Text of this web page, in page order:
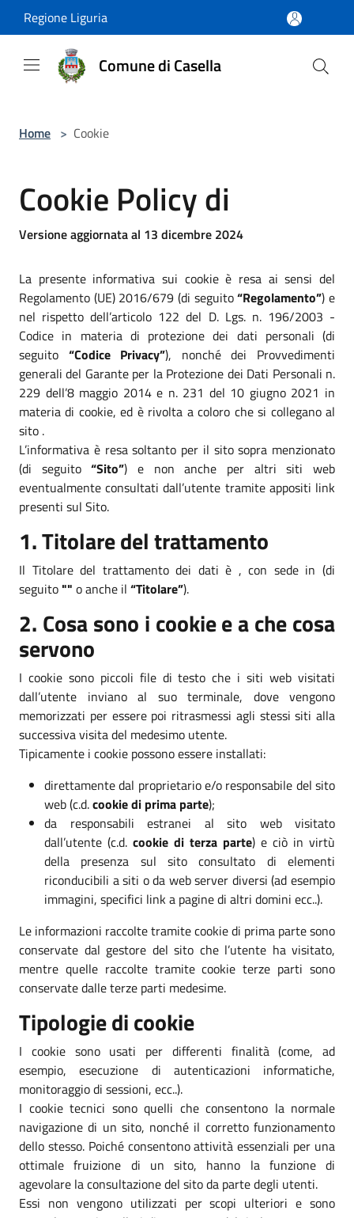
Salta al contenuto principale
Regione Liguria
Comune di Casella
Home > Cookie
Cookie Policy di
Versione aggiornata al 13 dicembre 2024
La presente informativa sui cookie è resa ai sensi del
Regolamento (UE) 2016/679 (di seguito“Regolamento”) e
nel rispetto dell’articolo 122 del D. Lgs. n. 196/2003 -
Codice in materia di protezione dei dati personali (di
seguito “Codice Privacy”), nonché dei Provvedimenti
generali del Garante per la Protezione dei Dati Personali n.
229 dell’8 maggio 2014 e n. 231 del 10 giugno 2021 in
materia di cookie, ed è rivolta a coloro che si collegano al
sito .
L’informativa è resa soltanto per il sito sopra menzionato
(di seguito“Sito”) e non anche per altri siti web
eventualmente consultati dall’utente tramite appositi link
presenti sul Sito.
1. Titolare del trattamento
Il Titolare del trattamento dei dati è , con sede in (di
seguito"" o anche il “Titolare”).
2. Cosa sono i cookie e a che cosa
servono
I cookie sono piccoli file di testo che i siti web visitati
dall’utente inviano al suo terminale, dove vengono
memorizzati per essere poi ritrasmessi agli stessi siti alla
successiva visita del medesimo utente.
Tipicamente i cookie possono essere installati:
direttamente dal proprietario e/o responsabile del sito
web (c.d.cookie di prima parte);
da responsabili estranei al sito web visitato
dall’utente (c.d. cookie di terza parte) e ciò in virtù
della presenza sul sito consultato di elementi
riconducibili a siti o da web server diversi (ad esempio
immagini, specifici link a pagine di altri domini ecc..).
Le informazioni raccolte tramite cookie di prima parte sono
conservate dal gestore del sito che l’utente ha visitato,
mentre quelle raccolte tramite cookie terze parti sono
conservate dalle terze parti medesime.
Tipologie di cookie
I cookie sono usati per differenti finalità (come, ad
esempio, esecuzione di autenticazioni informatiche,
monitoraggio di sessioni, ecc..).
I cookie tecnici sono quelli che consentono la normale
navigazione di un sito, nonché il corretto funzionamento
dello stesso. Poiché consentono attività essenziali per una
ottimale fruizione di un sito, hanno la funzione di
agevolare la consultazione del sito da parte degli utenti.
Essi non vengono utilizzati per scopi ulteriori e sono